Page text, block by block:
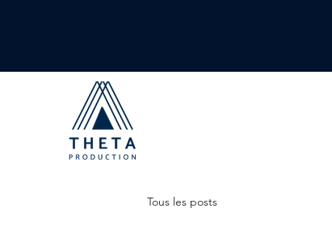
Tous les posts